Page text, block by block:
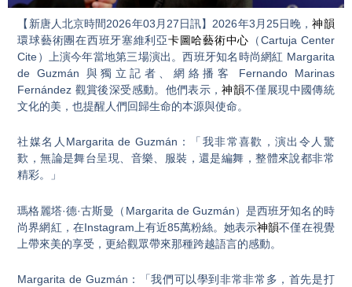
【新唐人北京時間2026年03月27日訊】2026年3月25日晚，神韻
環球藝術團在西班牙塞維利亞卡圖哈藝術中心 （Cartuja Center
Cite）上演今年當地第三場演出。西班牙知名時尚網紅 Margarita
de Guzmán 與獨立記者、網絡播客 Fernando Marinas
Fernández 觀賞後深受感動。他們表示，神韻不僅展現中國傳統
文化的美，也提醒人們回歸生命的本源與使命。
社媒名人Margarita de Guzmán：「我非常喜歡，演出令人驚
歎，無論是舞台呈現、音樂、服裝，還是編舞，整體來說都非常
精彩。」
瑪格麗塔·德·古斯曼（Margarita de Guzmán）是西班牙知名的時
尚界網紅，在Instagram上有近85萬粉絲。她表示神韻不僅在視覺
上帶來美的享受，更給觀眾帶來那種跨越語言的感動。
Margarita de Guzmán：「我們可以學到非常非常多，首先是打